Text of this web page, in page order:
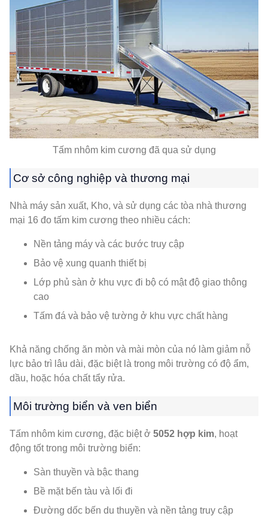
Tấm nhôm kim cương đã qua sử dụng
Cơ sở công nghiệp và thương mại
Nhà máy sản xuất, Kho, và sử dụng các tòa nhà thương
mại 16 đo tấm kim cương theo nhiều cách:
Nền tảng máy và các bước truy cập
Bảo vệ xung quanh thiết bị
Lớp phủ sàn ở khu vực đi bộ có mật độ giao thông
cao
Tấm đá và bảo vệ tường ở khu vực chất hàng
Khả năng chống ăn mòn và mài mòn của nó làm giảm nỗ
lực bảo trì lâu dài, đặc biệt là trong môi trường có độ ẩm,
dầu, hoặc hóa chất tẩy rửa.
Môi trường biển và ven biển
Tấm nhôm kim cương, đặc biệt ở 5052 hợp kim, hoạt
động tốt trong môi trường biển:
Sàn thuyền và bậc thang
Bề mặt bến tàu và lối đi
Đường dốc bến du thuyền và nền tảng truy cập